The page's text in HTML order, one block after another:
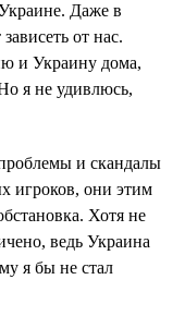
Даже в
от нас.
и Украину дома,
я не удивлюсь,
и скандалы
игроков, они этим
Хотя не
ведь Украина
я бы не стал